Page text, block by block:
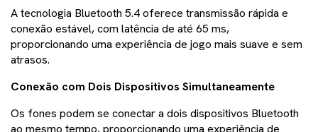
A tecnologia Bluetooth 5.4 oferece transmissão rápida e
conexão estável, com latência de até 65 ms,
proporcionando uma experiência de jogo mais suave e sem
atrasos.
Conexão com Dois Dispositivos Simultaneamente
Os fones podem se conectar a dois dispositivos Bluetooth
ao mesmo tempo, proporcionando uma experiência de